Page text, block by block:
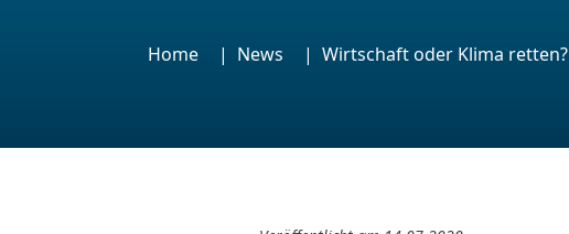
Home News Wirtschaft oder Klima retten?